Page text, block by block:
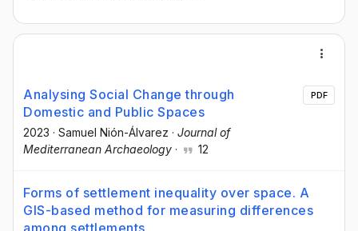
Analysing Social Change through
Domestic and Public Spaces
2023 · Samuel Nión-Álvarez · Journal of
Mediterranean Archaeology · 12
PDF
Forms of settlement inequality over space. A
GIS-based method for measuring differences